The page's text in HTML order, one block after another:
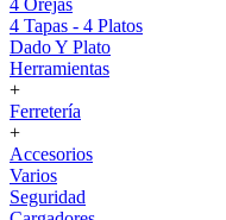
4 Orejas
4 Tapas - 4 Platos
Dado Y Plato
Herramientas
+
Ferretería
+
Accesorios
Varios
Seguridad